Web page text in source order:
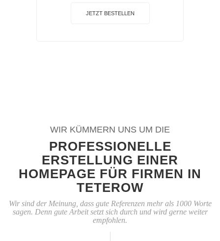
JETZT BESTELLEN
WIR KÜMMERN UNS UM DIE
PROFESSIONELLE
ERSTELLUNG EINER
HOMEPAGE FÜR FIRMEN IN
TETEROW
Wir sind der Meinung, dass gute Referenzen mehr als 1000 Worte
sagen. Denn gute Arbeit setzt sich durch und wird gerne weiter
empfohlen.